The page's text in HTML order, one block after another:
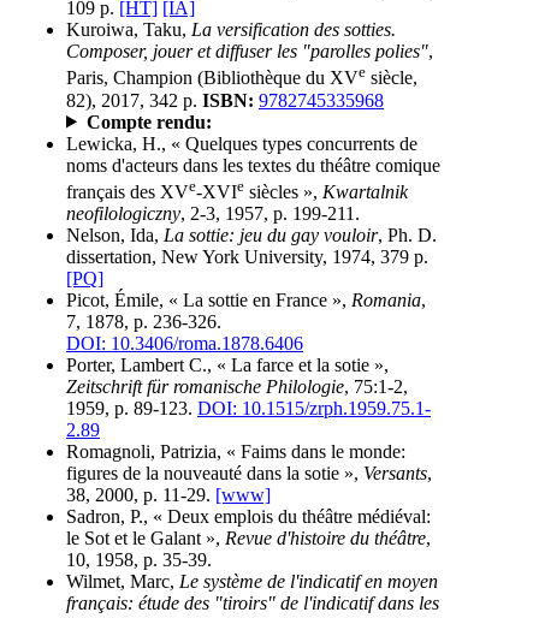
109 p. [HT] [IA]
Kuroiwa, Taku, La versification des sotties.
Composer, jouer et diffuser les "parolles polies",
Paris, Champion (Bibliothèque du XVe siècle,
82), 2017, 342 p. ISBN: 9782745335968
Compte rendu:
Lewicka, H., « Quelques types concurrents de
noms d'acteurs dans les textes du théâtre comique
français des XVe-XVIe siècles », Kwartalnik
neofilologiczny, 2-3, 1957, p. 199-211.
Nelson, Ida, La sottie: jeu du gay vouloir, Ph. D.
dissertation, New York University, 1974, 379 p.
[PQ]
Picot, Émile, « La sottie en France », Romania,
7, 1878, p. 236-326.
DOI: 10.3406/roma.1878.6406
Porter, Lambert C., « La farce et la sotie »,
Zeitschrift für romanische Philologie, 75:1-2,
1959, p. 89-123. DOI: 10.1515/zrph.1959.75.1-
2.89
Romagnoli, Patrizia, « Faims dans le monde:
figures de la nouveauté dans la sotie », Versants,
38, 2000, p. 11-29. [www]
Sadron, P., « Deux emplois du théâtre médiéval:
le Sot et le Galant », Revue d'histoire du théâtre,
10, 1958, p. 35-39.
Wilmet, Marc, Le système de l'indicatif en moyen
français: étude des "tiroirs" de l'indicatif dans les